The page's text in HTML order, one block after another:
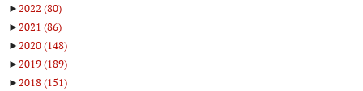
►2022 (80)
►2021 (86)
►2020(148)
►2019(189)
►2018(151)